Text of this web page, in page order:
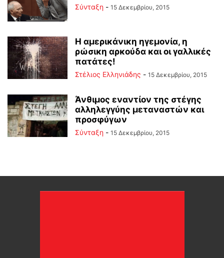
Σύνταξη - 15 Δεκεμβρίου, 2015
Η αμερικάνικη ηγεμονία, η
ρώσικη αρκούδα και οι γαλλικές
πατάτες!
Στέλιος Ελληνιάδης - 15 Δεκεμβρίου, 2015
Άνθιμος εναντίον της στέγης
αλληλεγγύης μεταναστών και
προσφύγων
Σύνταξη - 15 Δεκεμβρίου, 2015